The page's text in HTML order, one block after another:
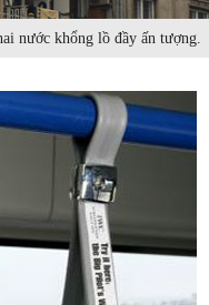
nước khổng lồ đầy ấn tượng.